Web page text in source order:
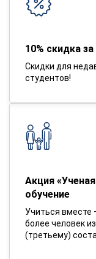
10% скидка
Скидки для
студентов!
Акция
обучение
Учиться вместе
более человек
(третьему)